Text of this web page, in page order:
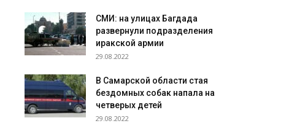
СМИ: на улицах Багдада
развернули подразделения
иракской армии
29.08.2022
В Самарской области стая
бездомных собак напала на
четверых детей
29.08.2022